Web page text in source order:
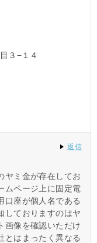
３−１４
ヤミ金が存在してお
ムページ上に固定電
口座が個人名である
しておりますのはヤ
画像を確認いただけ
とはまったく異なる
返信